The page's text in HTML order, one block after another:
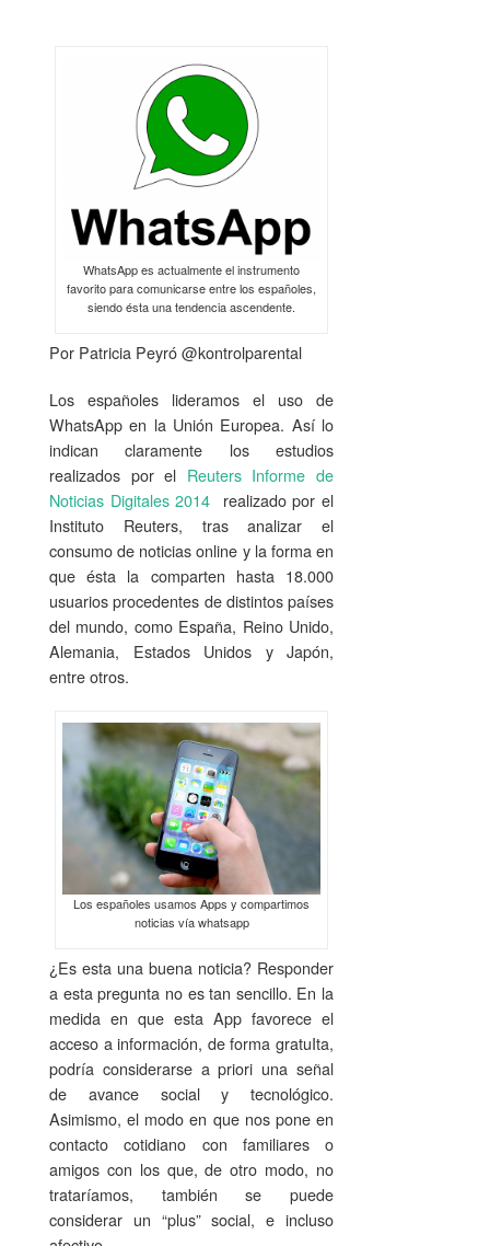
WhatsApp es actualmente el instrumento
favorito para comunicarse entre los españoles,
siendo ésta una tendencia ascendente.
Por Patricia Peyró @kontrolparental
Los españoles lideramos el uso de
WhatsApp en la Unión Europea. Así lo
indican claramente los estudios
realizados por el Reuters Informe de
Noticias Digitales 2014
realizado por el
Instituto Reuters, tras analizar el
consumo de noticias online y la forma en
que ésta la comparten hasta 18.000
usuarios procedentes de distintos países
del mundo, como España, Reino Unido,
Alemania, Estados Unidos y Japón,
entre otros.
Los españoles usamos Apps y compartimos
noticias vía whatsapp
¿Es esta una buena noticia? Responder
a esta pregunta no es tan sencillo. En la
medida en que esta App favorece el
acceso a información, de forma gratuIta,
podría considerarse a priori una señal
de avance social y tecnológico.
Asimismo, el modo en que nos pone en
contacto cotidiano con familiares o
amigos con los que, de otro modo, no
trataríamos, también se puede
considerar un “plus” social, e incluso